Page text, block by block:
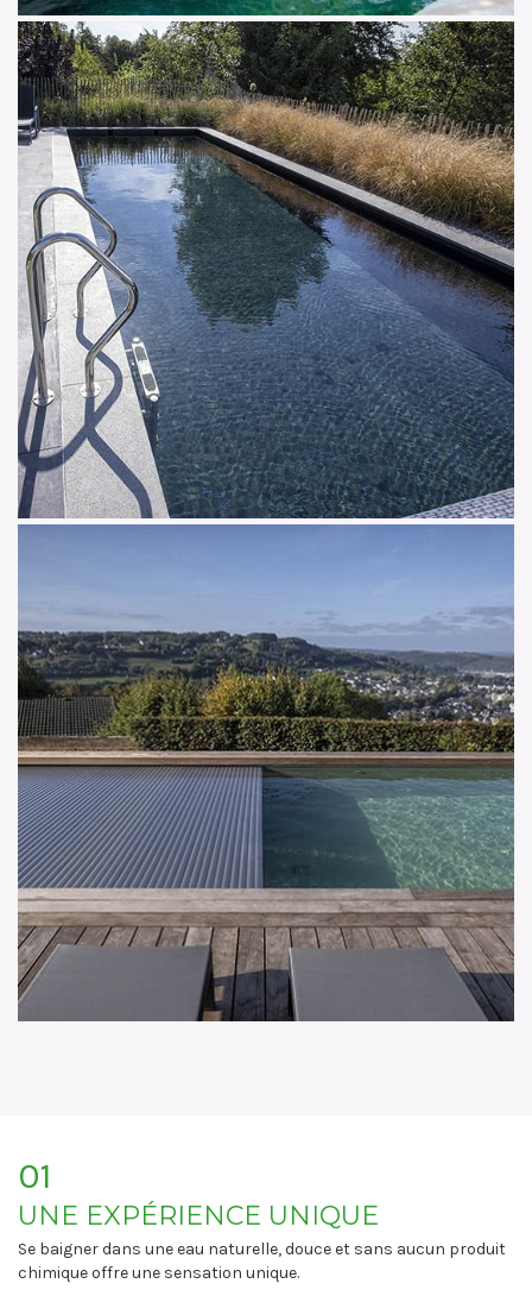
01
UNE EXPÉRIENCE UNIQUE
Se baigner dans une eau naturelle, douce et sans aucun produit
chimique offre une sensation unique.